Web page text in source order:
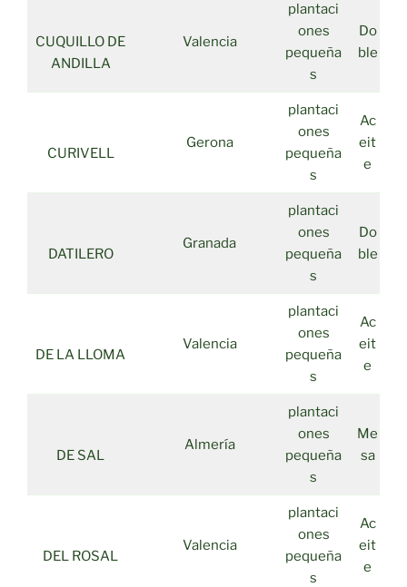
CUQUILLO DE
ANDILLA
Valencia
plantaci
ones
pequeña
s
Do
ble
CURIVELL
Gerona
plantaci
ones
pequeña
s
Ac
eit
e
DATILERO
Granada
plantaci
ones
pequeña
s
Do
ble
DE LA LLOMA
Valencia
plantaci
ones
pequeña
s
Ac
eit
e
DE SAL
Almería
plantaci
ones
pequeña
s
Me
sa
DEL ROSAL
Valencia
plantaci
ones
pequeña
s
Ac
eit
e